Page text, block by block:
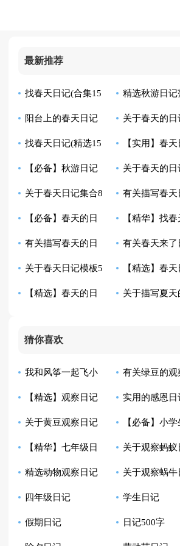
最新推荐
找春天日记(合集15
篇)
精选秋游日记
集合5篇
阳台上的春天日记 关于春天的日
编九篇
找春天日记(精选15
篇)
【实用】春
集合10篇
【必备】秋游日记
合集十篇
关于春天的日
【热】
关于春天日记集合8
篇
有关描写春天
篇
【必备】春天的日
记3篇
【精华】找
日记合集7篇
有关描写春天的日
记三篇
有关春天来了
模板九篇
关于春天日记模板5
篇
【精选】春
集合五篇
【精选】春天的日 关于描写夏天
猜你喜欢
我和风筝一起飞小
学生日记
有关绿豆的观
记模板汇总10篇
【精选】观察日记
汇总9篇
实用的感恩日
集8篇
关于黄豆观察日记
合集八篇
【必备】小学
记范文汇总四篇
【精华】七年级日
记集锦10篇
关于观察蚂蚁
范文6篇
精选动物观察日记
四篇
关于观察蜗牛
范文七篇
四年级日记 学生日记
假期日记 日记500字